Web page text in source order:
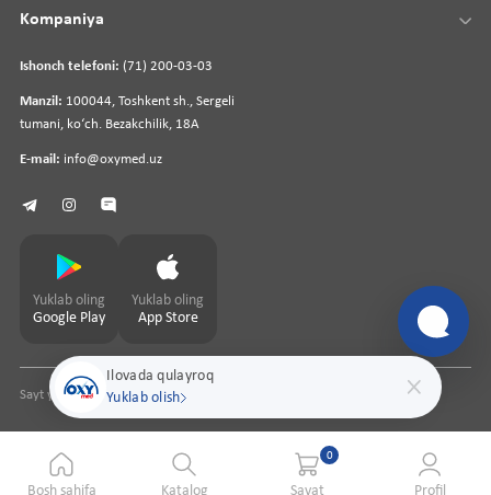
Ilovada qulayroq
Yuklab olish
Ishonch telefoni: (71) 200-03-03
Manzil: 100044, Toshkent sh., Sergeli
tumani, koʻch. Bezakchilik, 18A
E-mail: info@oxymed.uz
Kompaniya
Yuklab oling
Google Play
Yuklab oling
App Store
Sayt yaratuvchipharmit.uz
Bosh sahifa Katalog
0
Savat Profil